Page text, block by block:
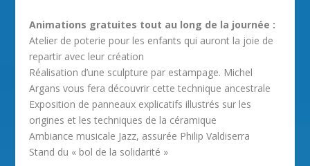
Animations gratuites tout au long de la journée :
Atelier de poterie pour les enfants qui auront la joie de
repartir avec leur création
Réalisation d’une sculpture par estampage. Michel
Argans vous fera découvrir cette technique ancestrale
Exposition de panneaux explicatifs illustrés sur les
origines et les techniques de la céramique
Ambiance musicale Jazz, assurée Philip Valdiserra
Stand du « bol de la solidarité »